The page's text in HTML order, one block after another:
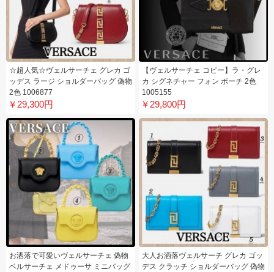
☆超人気☆ヴェルサーチェ グレカ ゴ
ッデス ラージ ショルダーバッグ 偽物
2色 1006877
￥29,300円
【ヴェルサーチェ コピー】ラ・グレ
カ シグネチャー フォン ポーチ 2色
1005155
￥29,800円
お洒落で可愛いヴェルサーチェ 偽物
ベルサーチェ メドゥーサ ミニバッグ
大人お洒落ヴェルサーチ グレカ ゴッ
デス クラッチ ショルダーバッグ 偽物